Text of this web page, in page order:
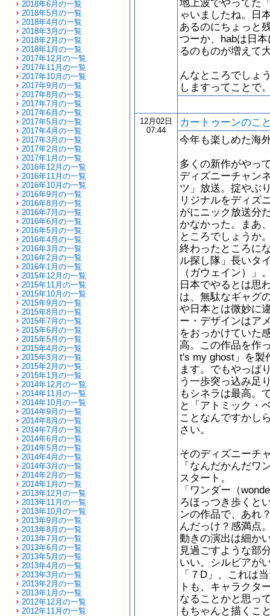
2018年6月の一覧
2018年5月の一覧
2018年4月の一覧
2018年3月の一覧
2018年2月の一覧
2018年1月の一覧
2017年12月の一覧
2017年11月の一覧
2017年10月の一覧
2017年9月の一覧
2017年8月の一覧
2017年7月の一覧
2017年6月の一覧
2017年5月の一覧
2017年4月の一覧
2017年3月の一覧
2017年2月の一覧
2017年1月の一覧
2016年12月の一覧
2016年11月の一覧
2016年10月の一覧
2016年9月の一覧
2016年8月の一覧
2016年7月の一覧
2016年6月の一覧
2016年5月の一覧
2016年4月の一覧
2016年3月の一覧
2016年2月の一覧
2016年1月の一覧
2015年12月の一覧
2015年11月の一覧
2015年10月の一覧
2015年9月の一覧
2015年8月の一覧
2015年7月の一覧
2015年6月の一覧
2015年5月の一覧
2015年4月の一覧
2015年3月の一覧
2015年2月の一覧
2015年1月の一覧
2014年12月の一覧
2014年11月の一覧
2014年10月の一覧
2014年9月の一覧
2014年8月の一覧
2014年7月の一覧
2014年6月の一覧
2014年5月の一覧
2014年4月の一覧
2014年3月の一覧
2014年2月の一覧
2014年1月の一覧
2013年12月の一覧
2013年11月の一覧
2013年10月の一覧
2013年9月の一覧
2013年8月の一覧
2013年7月の一覧
2013年6月の一覧
2013年5月の一覧
2013年4月の一覧
2013年3月の一覧
2013年2月の一覧
2013年1月の一覧
2012年12月の一覧
2012年11月の一覧
地上波でやってた
ゃいましたね。日
あるのにちょっと
つーか、habは日
るのものが増えて
んなところでしょ
しますってことで
12月02日
07:44
カートゥーンのこ
今年も楽しめた海
多くの新作がやっ
ディズニーチャン
ツ」放送。掟やぶ
リジナルをディズ
がにニック放送分
かなかった。まあ
ところでしょうか
終わったところに
ル探し隊」長いタ
（ガウェイン）」
日本でやるとは思
は、無駄なギャグ
や日本とは微妙に
ー・デザインはア
をおっかけていた
高。この作品を作
t's my ghost」を製
ます。でもやっぱ
う一歩突っ込み足
もシネラは最高。
と「アトミック・
ことなんですかし
さい。
そのディズニーチ
「なんだかんだワ
スタート。
「ワンダー（
ろほっつき歩くと
ンの作品で、あれ
んだっけ？感満点
動きの演出は細か
見過ごすような部
いい。シルビアが
「７D」、これは
トも、キャラクタ
なることかと思っ
もちゃんと描くこ